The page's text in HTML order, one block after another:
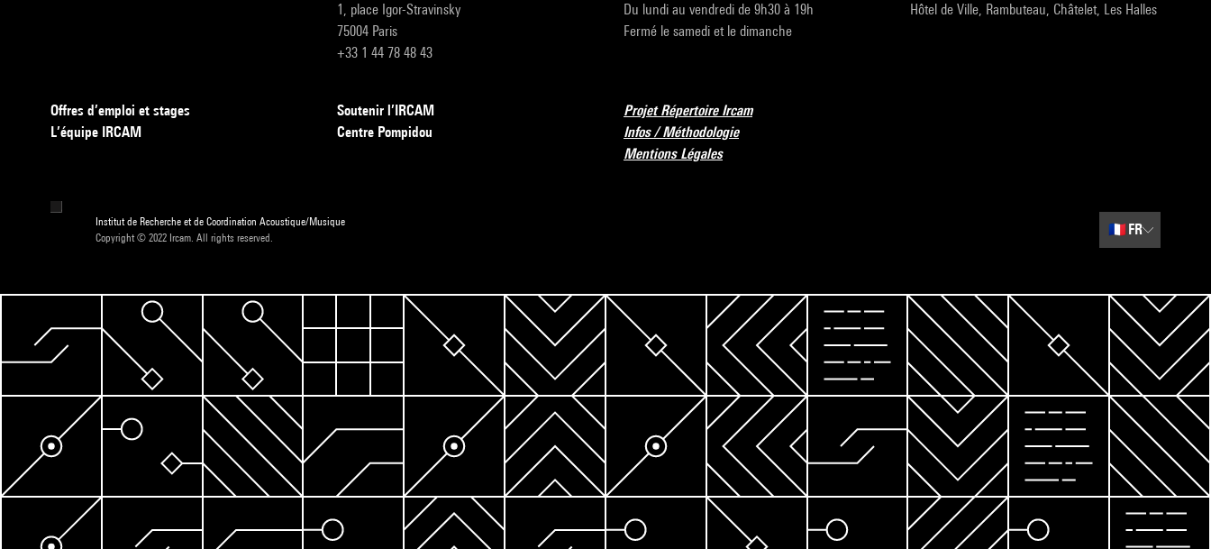
1, place Igor-Stravinsky
75004 Paris
+33 1 44 78 48 43
Du lundi au vendredi de 9h30 à 19h
Fermé le samedi et le dimanche
Hôtel de Ville, Rambuteau, Châtelet, Les Halles
Offres d’emploi et stages
L’équipe IRCAM
Soutenir l’IRCAM
Centre Pompidou
Projet Répertoire Ircam
Infos / Méthodologie
Mentions Légales
Institut de Recherche et de Coordination Acoustique/Musique
Copyright © 2022 Ircam. All rights reserved.
🇫🇷 FR